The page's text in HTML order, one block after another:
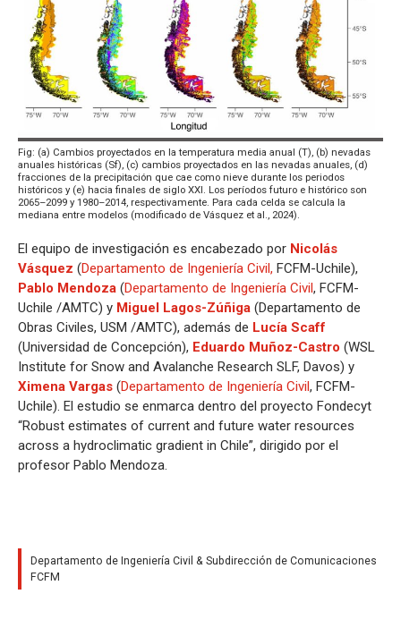
Fig: (a) Cambios proyectados en la temperatura media anual (T), (b) nevadas
anuales históricas (Sf), (c) cambios proyectados en las nevadas anuales, (d)
fracciones de la precipitación que cae como nieve durante los periodos
históricos y (e) hacia finales de siglo XXI. Los períodos futuro e histórico son
2065–2099 y 1980–2014, respectivamente. Para cada celda se calcula la
mediana entre modelos (modificado de Vásquez et al., 2024).
El equipo de investigación es encabezado por Nicolás
Vásquez (Departamento de Ingeniería Civil, FCFM-Uchile),
Pablo Mendoza (Departamento de Ingeniería Civil, FCFM-
Uchile /AMTC) y Miguel Lagos-Zúñiga (Departamento de
Obras Civiles, USM /AMTC), además de Lucía Scaff
(Universidad de Concepción), Eduardo Muñoz-Castro (WSL
Institute for Snow and Avalanche Research SLF, Davos) y
Ximena Vargas (Departamento de Ingeniería Civil, FCFM-
Uchile). El estudio se enmarca dentro del proyecto Fondecyt
“Robust estimates of current and future water resources
across a hydroclimatic gradient in Chile”, dirigido por el
profesor Pablo Mendoza.
Departamento de Ingeniería Civil & Subdirección de Comunicaciones
FCFM